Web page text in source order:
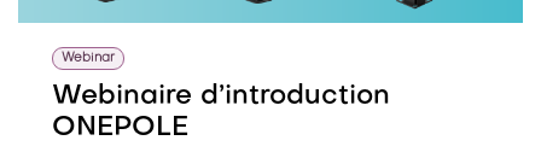
Webinar
Webinaire d’introduction
ONEPOLE